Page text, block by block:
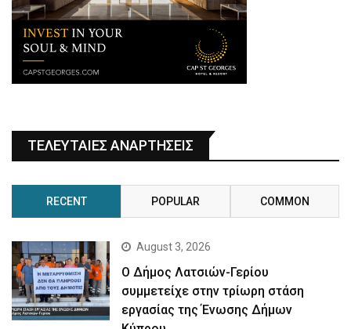
ΤΕΛΕΥΤΑΙΕΣ ΑΝΑΡΤΗΣΕΙΣ
RECENT POPULAR COMMON
August 3, 2026
Ο Δήμος Λατσιών-Γερίου
συμμετείχε στην τρίωρη στάση
εργασίας της Ένωσης Δήμων